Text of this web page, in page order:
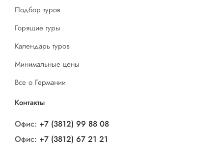
Подбор туров
Горящие туры
Календарь туров
Минимальные цены
Все о Германии
Контакты
Офис: +7 (3812) 99 88 08
Офис: +7 (3812) 67 21 21